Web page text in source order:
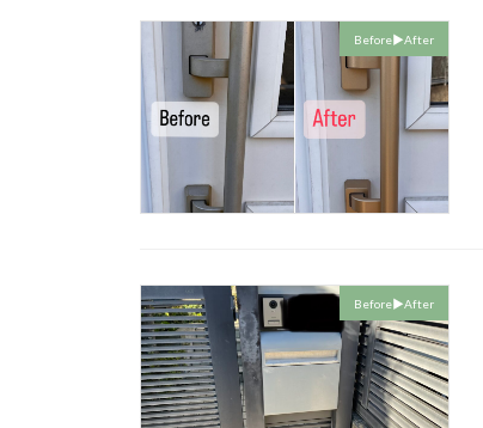
Before▶︎After
Before▶︎After